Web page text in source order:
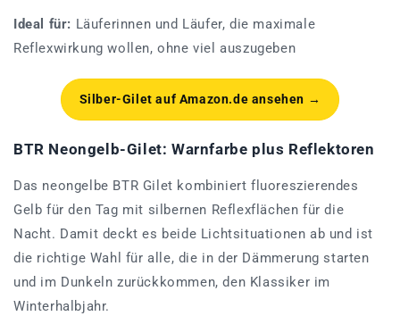
Ideal für: Läuferinnen und Läufer, die maximale
Reflexwirkung wollen, ohne viel auszugeben
Silber-Gilet auf Amazon.de ansehen →
BTR Neongelb-Gilet: Warnfarbe plus Reflektoren
Das neongelbe BTR Gilet kombiniert fluoreszierendes
Gelb für den Tag mit silbernen Reflexflächen für die
Nacht. Damit deckt es beide Lichtsituationen ab und ist
die richtige Wahl für alle, die in der Dämmerung starten
und im Dunkeln zurückkommen, den Klassiker im
Winterhalbjahr.